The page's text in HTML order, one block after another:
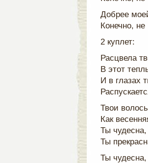
Добрее
Конечно, не
2 куплет:
Расцвела
В этот
И в глазах
Твои
Как
Ты
Ты
Ты